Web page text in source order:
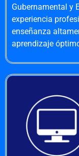
Gubernamental y
experiencia
enseñanza
aprendizaje